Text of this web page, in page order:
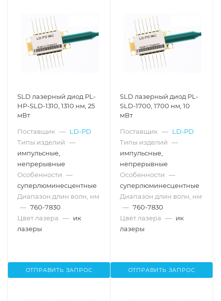
SLD лазерный диод PL-
HP-SLD-1310, 1310 нм, 25
мВт
Поставщик — LD-PD
Типы изделий —
импульсные,
непрерывные
Особенности —
суперлюминесцентные
Диапазон длин волн, нм
— 760-7830
Цвет лазера — ик
лазеры
ОТПРАВИТЬ ЗАПРОС
SLD лазерный диод PL-
SLD-1700, 1700 нм, 10
мВт
Поставщик — LD-PD
Типы изделий —
импульсные,
непрерывные
Особенности —
суперлюминесцентные
Диапазон длин волн, нм
— 760-7830
Цвет лазера — ик
лазеры
ОТПРАВИТЬ ЗАПРОС